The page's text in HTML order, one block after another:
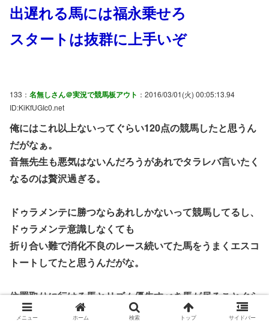
出遅れる馬には福永乗せろ
スタートは抜群に上手いぞ
133： 名無しさん＠実況で競馬板アウト ：2016/03/01(火) 00:05:13.94
ID:KiKfUGIc0.net
俺にはこれ以上ないってぐらい120点の競馬したと思うん
だがなぁ。
音無先生も悪気はないんだろうがあれでタラレバ言いたく
なるのは贅沢過ぎる。
ドゥラメンテに勝つならあれしかないって競馬してるし、
ドゥラメンテ意識しなくても
折り合い難で消化不良のレース続いてた馬をうまくエスコ
トートしてたと思うんだがな。
位置取りに行ける馬とリズム優先すべき馬が居ることぐら
い先生も分かってるはずなんだけどな。
メニュー ホーム 検索 トップ サイドバー